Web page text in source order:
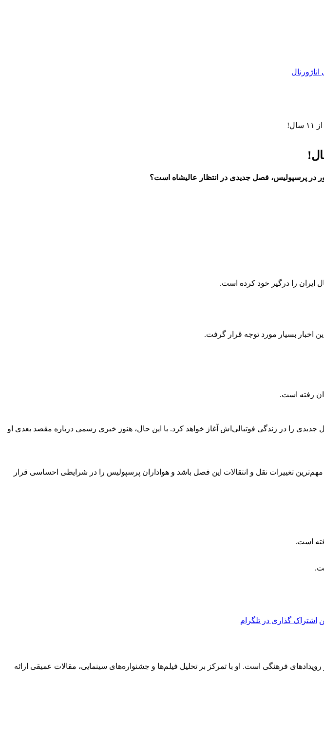
ایران را درگیر خود کرده است.
اخبار بسیار مورد توجه قرار گرفت.
رفته است.
جدیدی را در زندگی فوتبالی‌اش آغاز خواهد کرد. با این حال، هنوز خبری رسمی درباره مقصد بعدی او
تغییرات نقل و انتقالات این فصل باشد و هواداران پرسپولیس را در شرایطی احساسی قرار
است.
اشتراک گذاری در تلگرام
تجربه در پوشش اخبار سینمای ایران و رویدادهای فرهنگی است. او با تمرکز بر تحلیل فیلم‌ها و جشنواره‌های سینمایی، مقالات عمیقی ارائه